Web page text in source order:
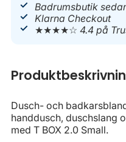
Badrumsbutik
Klarna Checkout
★★★★☆4.4 på
Dusch- och
handdusch, duschslang
med T BOX 2.0 Small.